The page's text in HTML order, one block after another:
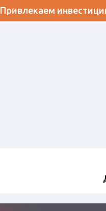
Привлекаем